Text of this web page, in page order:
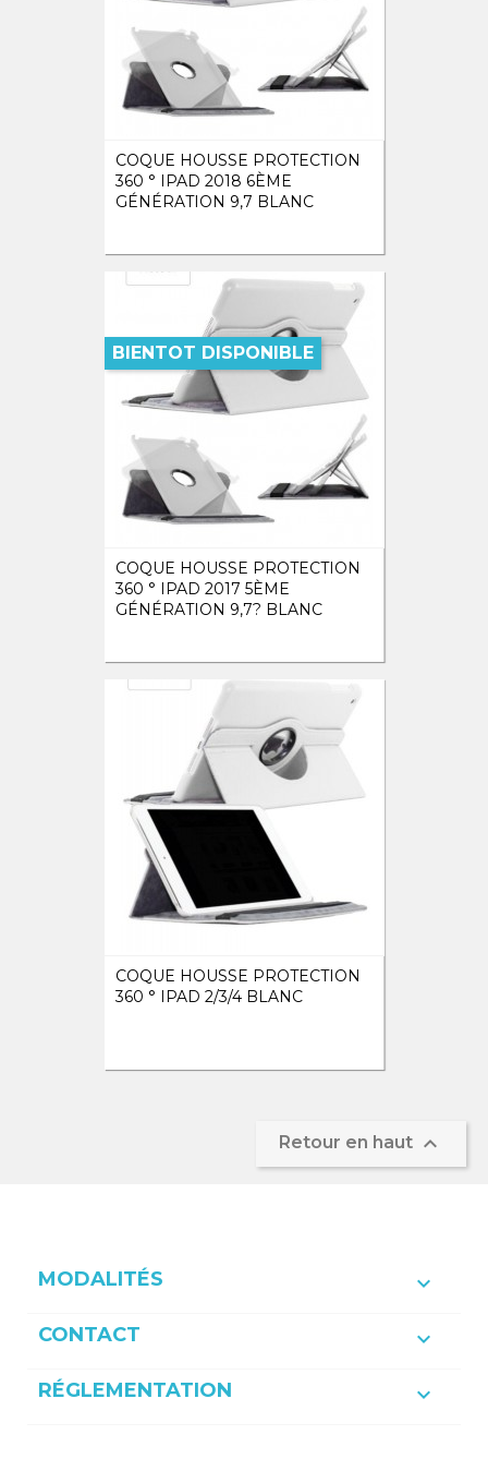
COQUE HOUSSE PROTECTION
360 ° IPAD 2018 6ÈME
GÉNÉRATION 9,7 BLANC
COQUE HOUSSE PROTECTION
360 ° IPAD 2017 5ÈME
GÉNÉRATION 9,7? BLANC
BIENTOT DISPONIBLE
COQUE HOUSSE PROTECTION
360 ° IPAD 2/3/4 BLANC
Retour en haut 
MODALITÉS 
CONTACT 
RÉGLEMENTATION 